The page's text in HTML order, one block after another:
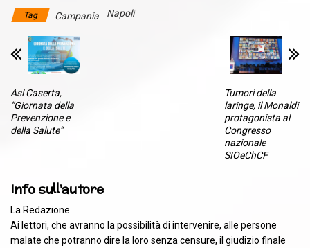
Tag Campania Napoli
Asl Caserta,
“Giornata della
Prevenzione e
della Salute”
Tumori della
laringe, il Monaldi
protagonista al
Congresso
nazionale
SIOeChCF
Info sull'autore
La Redazione
Ai lettori, che avranno la possibilità di intervenire, alle persone
malate che potranno dire la loro senza censure, il giudizio finale